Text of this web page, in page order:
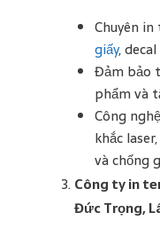
Chuyên
giấy,
Đảm bảo
phẩm và
Công
khắc
và chống
Công ty in
Đức Trọng,